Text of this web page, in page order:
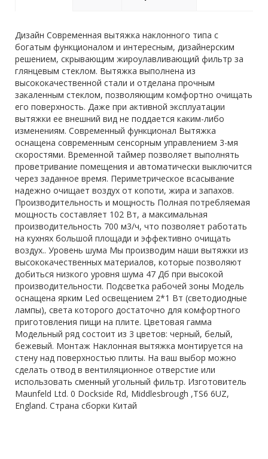
Дизайн Современная вытяжка наклонного типа с
богатым функционалом и интересным, дизайнерским
решением, скрывающим жироулавливающий фильтр за
глянцевым стеклом. Вытяжка выполнена из
высококачественной стали и отделана прочным
закаленным стеклом, позволяющим комфортно очищать
его поверхность. Даже при активной эксплуатации
вытяжки ее внешний вид не поддается каким-либо
изменениям. Современный функционал Вытяжка
оснащена современным сенсорным управлением 3-мя
скоростями. Временной таймер позволяет выполнять
проветривание помещения и автоматически выключится
через заданное время. Периметрическое всасывание
надежно очищает воздух от копоти, жира и запахов.
Производительность и мощность Полная потребляемая
мощность составляет 102 Вт, а максимальная
производительность 700 м3/ч, что позволяет работать
на кухнях большой площади и эффективно очищать
воздух.. Уровень шума Мы производим наши вытяжки из
высококачественных материалов, которые позволяют
добиться низкого уровня шума 47 Дб при высокой
производительности. Подсветка рабочей зоны Модель
оснащена ярким Led освещением 2*1 Вт (светодиодные
лампы), света которого достаточно для комфортного
приготовления пищи на плите. Цветовая гамма
Модельный ряд состоит из 3 цветов: черный, белый,
бежевый. Монтаж Наклонная вытяжка монтируется на
стену над поверхностью плиты. На ваш выбор можно
сделать отвод в вентиляционное отверстие или
использовать сменный угольный фильтр. Изготовитель
Maunfeld Ltd. 0 Dockside Rd, Middlesbrough ,TS6 6UZ,
England. Страна сборки Китай